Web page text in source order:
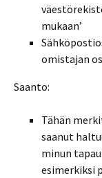
mukaan’
omistajan
Saanto:
Tähän
saanut
minun
esimerkiksi